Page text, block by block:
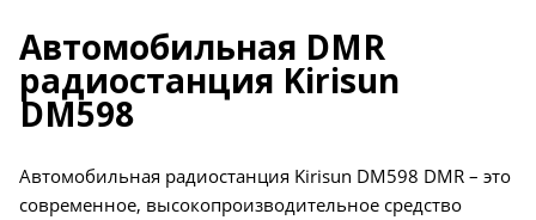
Автомобильная DMR
радиостанция Kirisun
DM598
Автомобильная радиостанция Kirisun DM598 DMR – это
современное, высокопроизводительное средство